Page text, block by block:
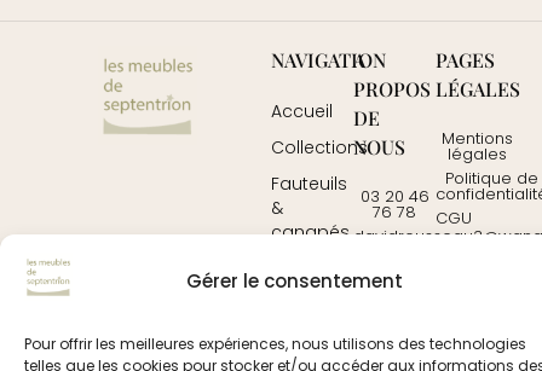
Gérer le consentement
Pour offrir les meilleures expériences, nous utilisons des technologies
telles que les cookies pour stocker et/ou accéder aux informations
NAVIGATION
Accueil
Collections
Fauteuils
&
canapés
A
PROPOS
DE
NOUS
03 20 46
76 78
nous
PAGES
LÉGALES
Mentions
légales
Politique de
CGU